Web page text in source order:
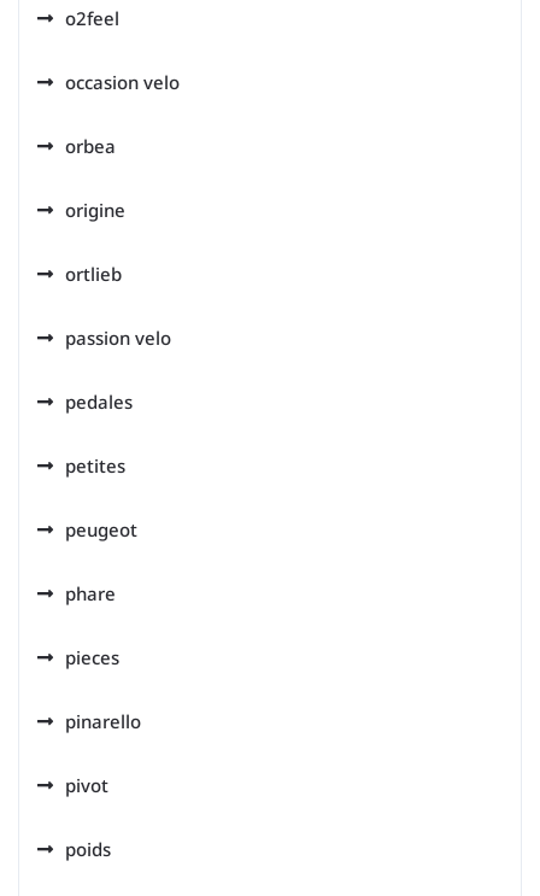
o2feel
occasion velo
orbea
origine
ortlieb
passion velo
pedales
petites
peugeot
phare
pieces
pinarello
pivot
poids